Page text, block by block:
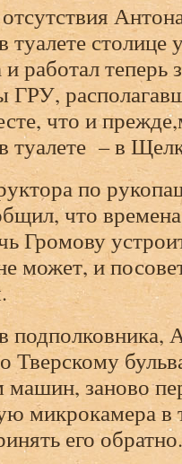
туалете столице
работал теперь
ГРУ,
что и
туалете – в
по
что
Громову
может, и
подполковника,
Тверскому
заново
микрокамера в
его обратно.